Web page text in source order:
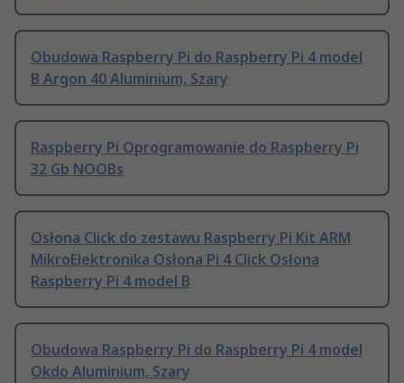
Obudowa Raspberry Pi do Raspberry Pi 4 model
B Argon 40 Aluminium, Szary
Raspberry Pi Oprogramowanie do Raspberry Pi
32 Gb NOOBs
Osłona Click do zestawu Raspberry Pi Kit ARM
MikroElektronika Osłona Pi 4 Click Osłona
Raspberry Pi 4 model B
Obudowa Raspberry Pi do Raspberry Pi 4 model
Okdo Aluminium, Szary